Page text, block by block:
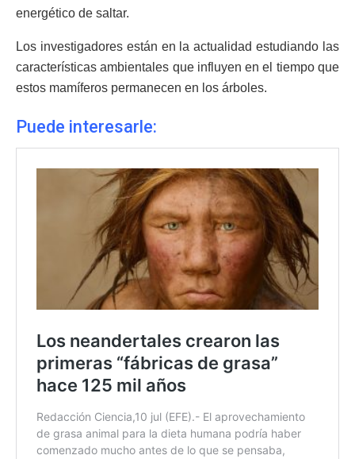
energético de saltar.
Los investigadores están en la actualidad estudiando las
características ambientales que influyen en el tiempo que
estos mamíferos permanecen en los árboles.
Puede interesarle: